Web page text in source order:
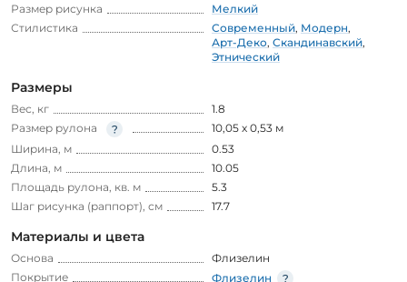
Размер рисунка
Мелкий
Стилистика
Современный, Модерн,
Арт-Деко, Скандинавский,
Этнический
Размеры
Вес, кг
1.8
Размер рулона
10,05 x 0,53 м
Ширина, м
0.53
Длина, м
10.05
Площадь рулона, кв. м
5.3
Шаг рисунка (раппорт), см
17.7
Материалы и цвета
Основа
Флизелин
Покрытие
Флизелин